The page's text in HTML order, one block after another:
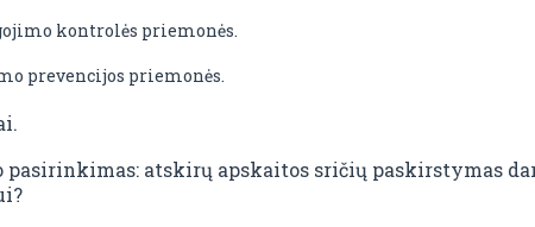
kontrolės priemonės.
prevencijos priemonės.
atskirų apskaitos sričių paskirstymas